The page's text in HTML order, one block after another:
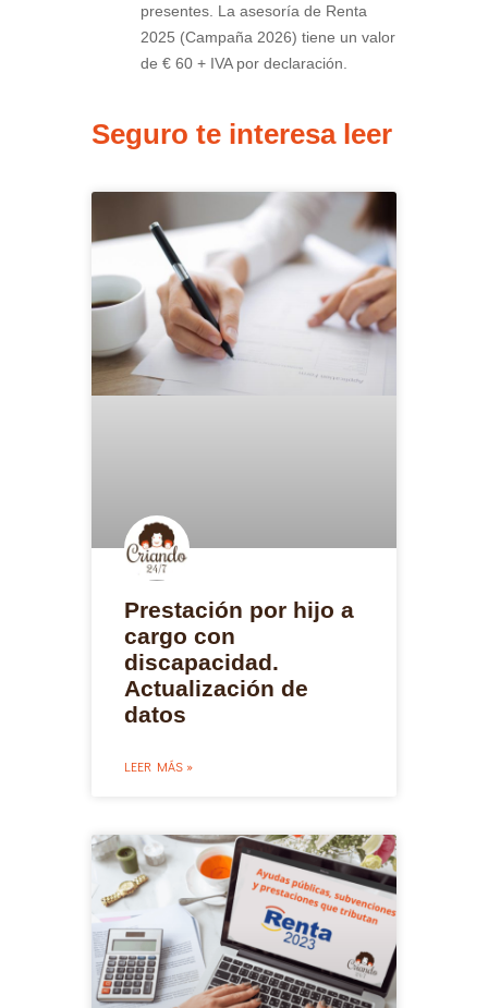
presentes. La asesoría de Renta
2025 (Campaña 2026) tiene un valor
de € 60 + IVA por declaración.
Seguro te interesa leer
Prestación por hijo a
cargo con
discapacidad.
Actualización de
datos
LEER MÁS »